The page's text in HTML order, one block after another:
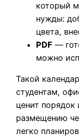
который
нужды:
цвета,
PDF —
можно
Такой
студентам,
ценит порядок
размещению
легко